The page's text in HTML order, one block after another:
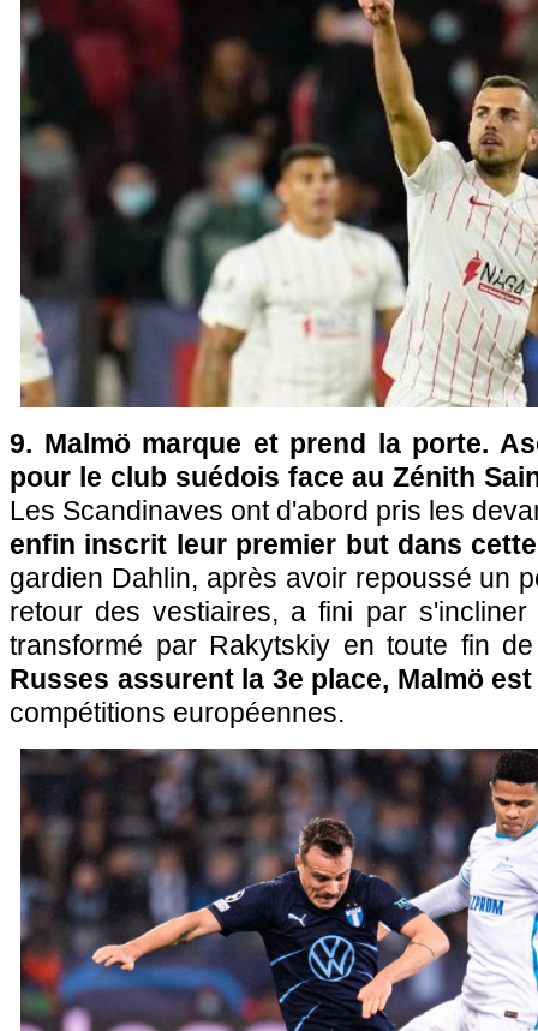
9. Malmö marque et prend la porte.
pour le club suédois face au Zénith
Les Scandinaves ont d'abord pris les
enfin inscrit leur premier but dans
gardien Dahlin, après avoir repoussé un
retour des vestiaires, a fini par
transformé par Rakytskiy en toute fin
Russes assurent la 3e place, Malmö
compétitions européennes.